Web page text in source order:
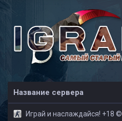
Название сервера
Играй и наслаждайся! +18 © Public